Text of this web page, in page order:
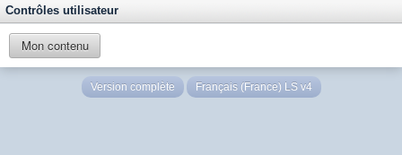
Contrôles utilisateur
Mon contenu
Version complète Français (France) LS v4